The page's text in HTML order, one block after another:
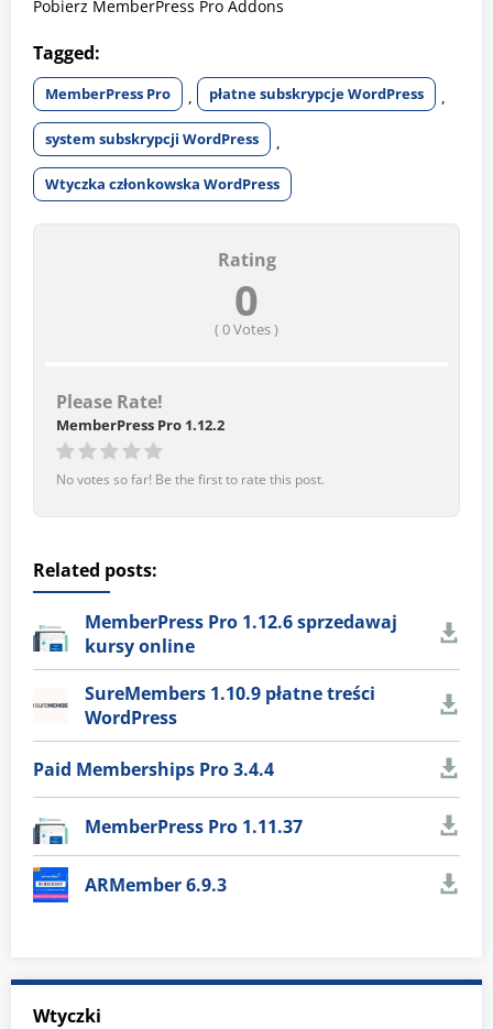
Pobierz MemberPress Pro Addons
Tagged:
MemberPress Pro , płatne subskrypcje WordPress ,
system subskrypcji WordPress ,
Wtyczka członkowska WordPress
Rating
0
( 0Votes )
Please Rate!
MemberPress Pro 1.12.2
No votes so far! Be the first to rate this post.
Related posts:
MemberPress Pro 1.12.6 sprzedawaj
kursy online
SureMembers 1.10.9 płatne treści
WordPress
Paid Memberships Pro 3.4.4
MemberPress Pro 1.11.37
ARMember 6.9.3
Wtyczki